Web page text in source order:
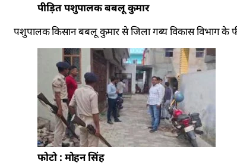
पीड़ित पशुपालक बबलू कुमार
पशुपालक किसान बबलू कुमार से जिला गब्य विकास विभाग के
फोटो : मोहन सिंह